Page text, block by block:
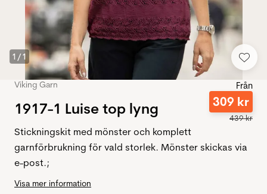
1 /1
Viking Garn
1917-1 Luise top lyng
Från
309 kr
439kr
Stickningskit med mönster och komplett
garnförbrukning för vald storlek. Mönster skickas via
e-post.;
Visa mer information